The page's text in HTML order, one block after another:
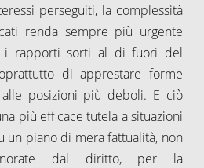
perseguiti, la complessità
renda sempre più urgente
i rapporti sorti al di fuori del
di apprestare forme
posizioni più deboli. E ciò
più efficace tutela a situazioni
un piano di mera fattualità, non
dal diritto, per la